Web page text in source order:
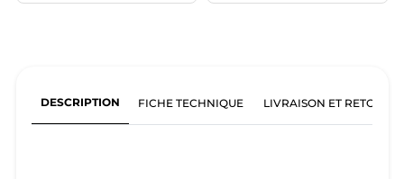
DESCRIPTION FICHE TECHNIQUE LIVRAISON ET RETOURS